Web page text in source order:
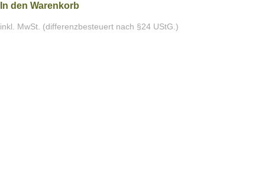
In den Warenkorb
inkl. MwSt. (differenzbesteuert nach §24 UStG.)